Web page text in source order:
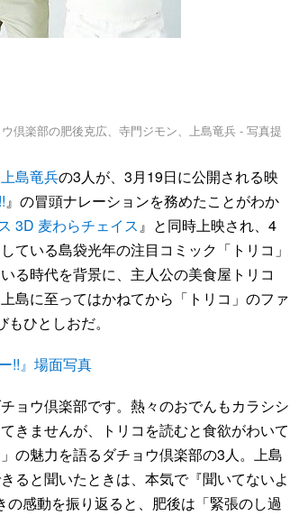
倶楽部の肥後克広、寺門ジモン、上島竜兵 - 写真提
上島竜兵の3人が、3月19日に公開される映
』の冒頭ナレーションを務めたことがわか
3D 麦わらチェイス』と同時上映され、4
ている島袋光年の注目コミック「トリコ」
る時代を背景に、主人公の美食屋トリコ
島に至ってはかねてから「トリコ」のファ
ひとしおだ。
!!』場面写真
ョウ倶楽部です。熱々のおでんもカラシシ
きませんが、トリコを読むと食欲がわいて
の魅力を語るダチョウ倶楽部の3人。上島
ると聞いたときは、本気で『聞いてないよ
感動を振り返ると、肥後は「緊張のし過